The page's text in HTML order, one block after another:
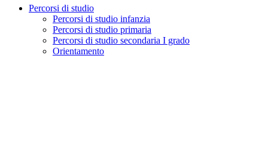
Percorsi di studio
Percorsi di studio infanzia
Percorsi di studio primaria
Percorsi di studio secondaria I grado
Orientamento